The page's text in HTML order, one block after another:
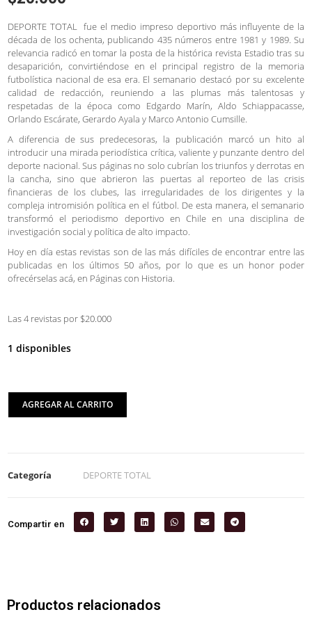
DEPORTE TOTAL fue el medio impreso deportivo más influyente de la
década de los ochenta, publicando 435 números entre 1981 y 1989. Su
relevancia radicó en tomar la posta de la histórica revista Estadio tras su
desaparición, convirtiéndose en el principal registro de la memoria
futbolística nacional de esa era. El semanario destacó por su excelente
calidad de redacción, reuniendo a las plumas más talentosas y
respetadas de la época como Edgardo Marín, Aldo Schiappacasse,
Orlando Escárate, Gerardo Ayala y Marco Antonio Cumsille.
A diferencia de sus predecesoras, la publicación marcó un hito al
introducir una mirada periodística crítica, valiente y punzante dentro del
deporte nacional. Sus páginas no solo cubrían los triunfos y derrotas en
la cancha, sino que abrieron las puertas al reporteo de las crisis
financieras de los clubes, las irregularidades de los dirigentes y la
compleja intromisión política en el fútbol. De esta manera, el semanario
transformó el periodismo deportivo en Chile en una disciplina de
investigación social y política de alto impacto.
Hoy en día estas revistas son de las más difíciles de encontrar entre las
publicadas en los últimos 50 años, por lo que es un honor poder
ofrecérselas acá, en Páginas con Historia.
Las 4 revistas por $20.000
1 disponibles
AGREGAR AL CARRITO
Categoría DEPORTE TOTAL
Compartir en
Productos relacionados